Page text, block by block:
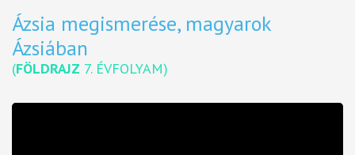
Ázsia megismerése, magyarok
Ázsiában
(FÖLDRAJZ 7. ÉVFOLYAM)